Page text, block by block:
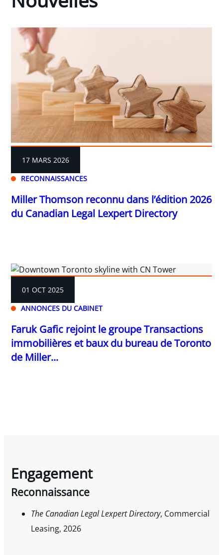
RECONNAISSANCES
17 MARS 2026
Miller Thomson reconnu dans l’édition 2026
du Canadian Legal Lexpert Directory
ANNONCES DU CABINET
01 OCT 2025
Faruk Gafic rejoint le groupe Transactions
immobilières et baux du bureau de Toronto
de Miller...
Engagement
Reconnaissance
The Canadian Legal Lexpert Directory, Commercial
Leasing, 2026